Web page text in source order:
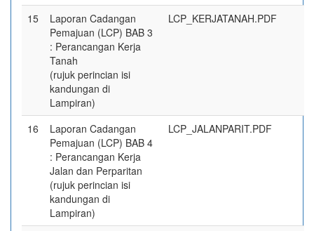
15
Laporan Cadangan
Pemajuan (LCP) BAB 3
: Perancangan Kerja
Tanah
(rujuk perincian isi
kandungan di
Lampiran)
LCP_KERJATANAH.PDF
16
Laporan Cadangan
Pemajuan (LCP) BAB 4
: Perancangan Kerja
Jalan dan Perparitan
(rujuk perincian isi
kandungan di
Lampiran)
LCP_JALANPARIT.PDF